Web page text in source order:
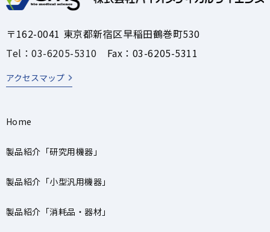
〒162-0041 東京都新宿区早稲田鶴巻町530
Tel：03-6205-5310 Fax：03-6205-5311
アクセスマップ
Home
製品紹介「研究用機器」
製品紹介「小型汎用機器」
製品紹介「消耗品・器材」